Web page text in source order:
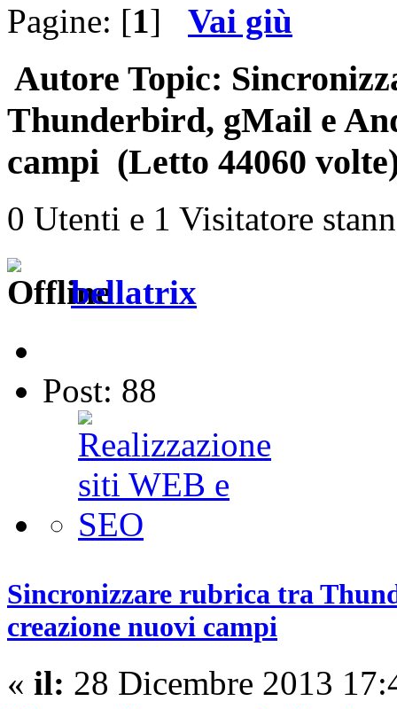
Pagine: [1] Vai giù
Autore Topic:
Thunderbird, gMail e
campi (Letto 44060
0 Utenti e 1 Visitatore
bellatrix
Post: 88
Sincronizzare rubrica tra
creazione nuovi campi
« il: 28 Dicembre 2013